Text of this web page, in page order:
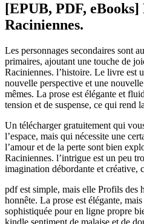
[EPUB, PDF,
Raciniennes.
Les personnages secondaires sont
primaires, ajoutant une touche de
Raciniennes. l’histoire. Le livre est
nouvelle perspective et une
mêmes. La prose est élégante et
tension et de suspense, ce qui rend
Un télécharger gratuitement qui
l’espace, mais qui nécessite une
l’amour et de la perte sont bien
Raciniennes. l’intrigue est un peu
imagination débordante et créative,
pdf est simple, mais elle Profils des
honnête. La prose est élégante,
sophistiquée pour en ligne propre